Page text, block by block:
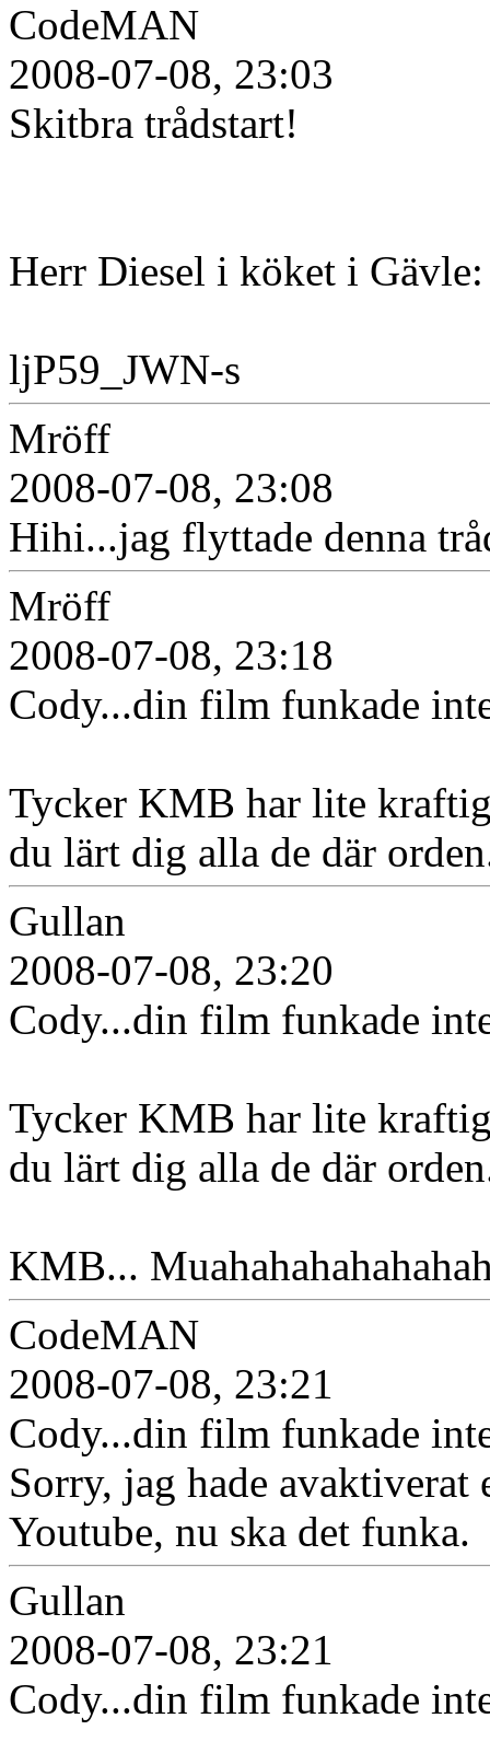
CodeMAN
2008-07-08, 23:03
Skitbra trådstart!
Herr Diesel i köket i Gävle:
ljP59_JWN-s
Mröff
2008-07-08, 23:08
Hihi...jag flyttade denna
Mröff
2008-07-08, 23:18
Cody...din film funkade
Tycker KMB har lite
du lärt dig alla de där
Gullan
2008-07-08, 23:20
Cody...din film funkade
Tycker KMB har lite
du lärt dig alla de där
KMB...
CodeMAN
2008-07-08, 23:21
Cody...din film funkade
Sorry, jag hade
Youtube, nu ska det funka.
Gullan
2008-07-08, 23:21
Cody...din film funkade